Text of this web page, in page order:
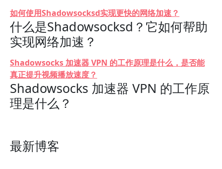
如何使用Shadowsocksd实现更快的网络加速？
什么是Shadowsocksd？它如何帮助
实现网络加速？
Shadowsocks 加速器 VPN 的工作原理是什么，是否能
真正提升视频播放速度？
Shadowsocks 加速器 VPN 的工作原
理是什么？
最新博客